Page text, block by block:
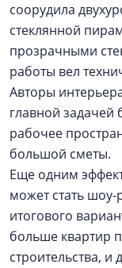
соорудила
стеклянной
прозрачными
работы вел
Авторы
главной задачей
рабочее
большой сметы.
Еще одним
может стать
итогового
больше квартир
строительства,